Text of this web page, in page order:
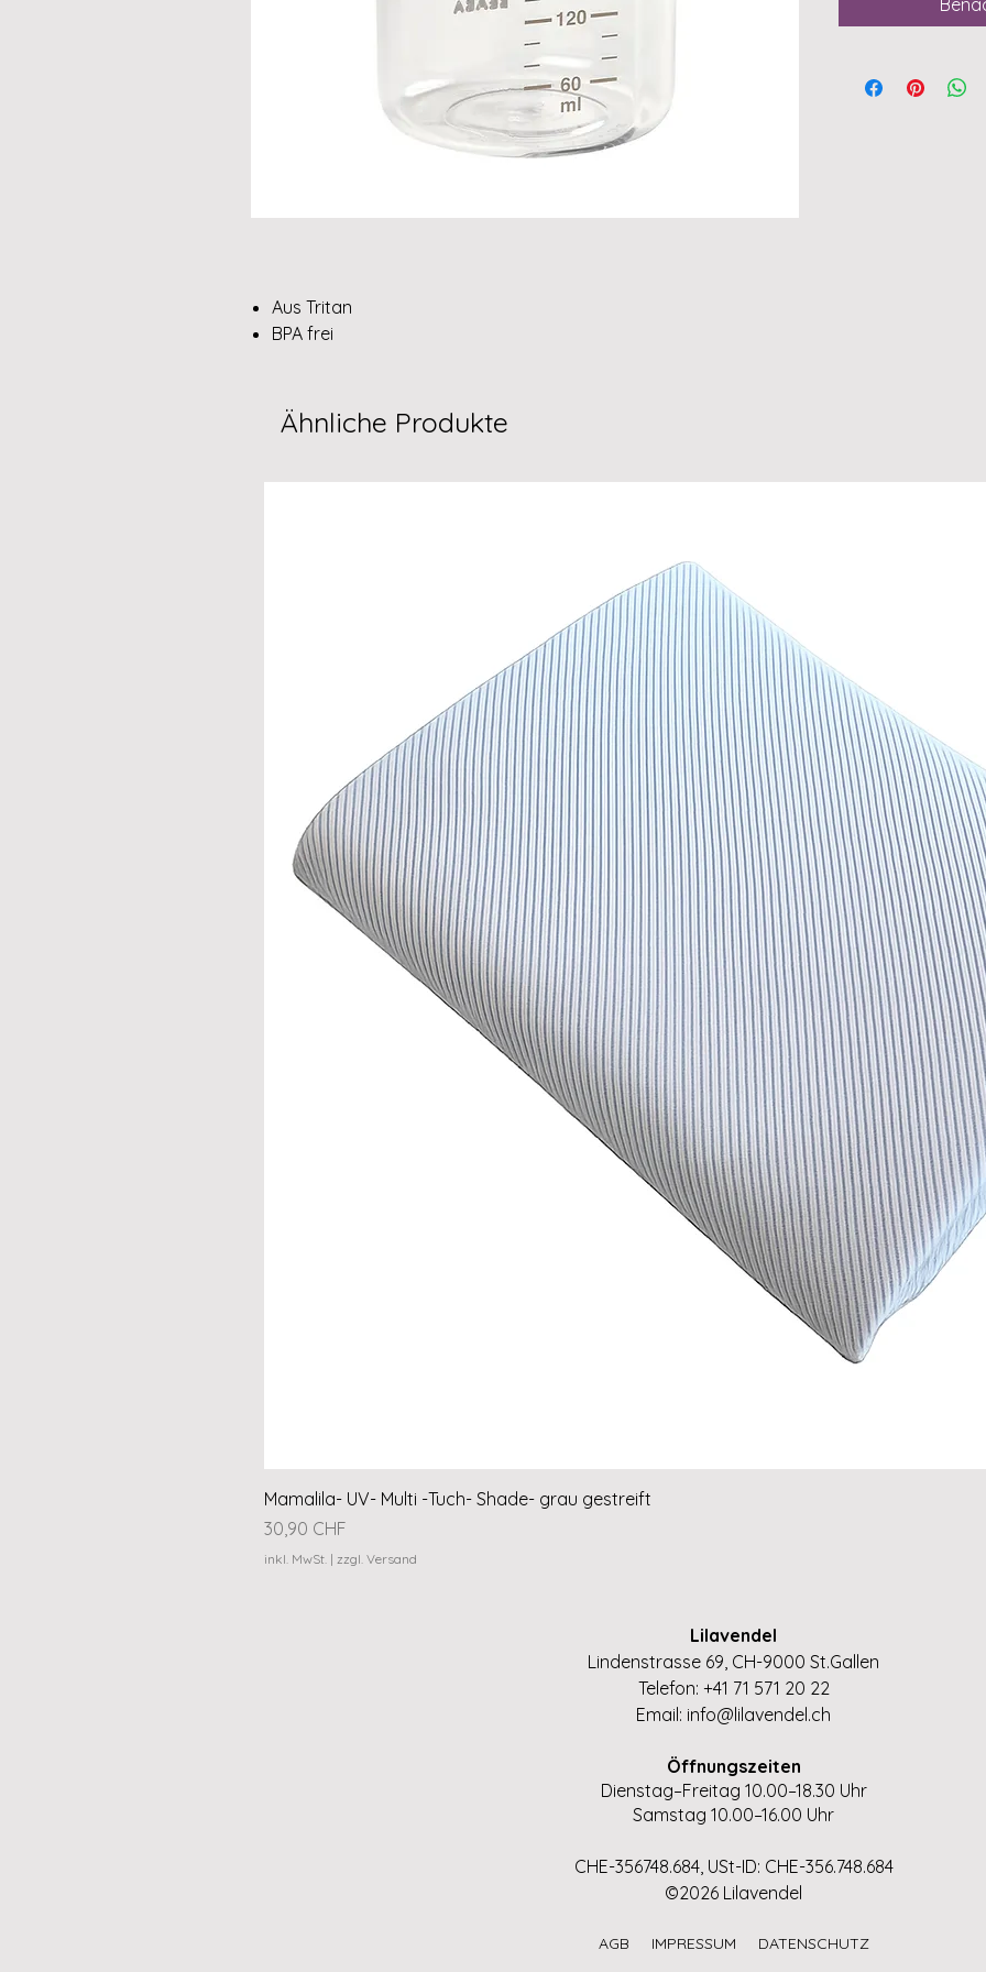
Aus Tritan
BPA frei
Ähnliche Produkte
Mamalila- UV- Multi -Tuch- Shade- grau gestreift
Preis
30,90 CHF
inkl. MwSt. | zzgl. Versand
Lilavendel
Lindenstrasse 69, CH-9000 St.Gallen
Telefon: +41 71 571 20 22
Email: info@lilavendel.ch
Öffnungszeiten
Dienstag–Freitag 10.00–18.30 Uhr
Samstag 10.00–16.00 Uhr
CHE-356748.684, USt-ID: CHE-356.748.684
©2026 Lilavendel
AGB IMPRESSUM DATENSCHUTZ